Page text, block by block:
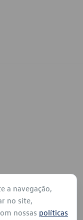
a navegação,
no site,
nossas políticas